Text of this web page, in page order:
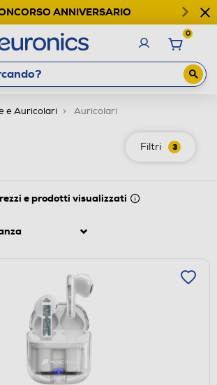
ANNIVERSARIO
0
e Auricolari Auricolari
Filtri 3
e prodotti visualizzati